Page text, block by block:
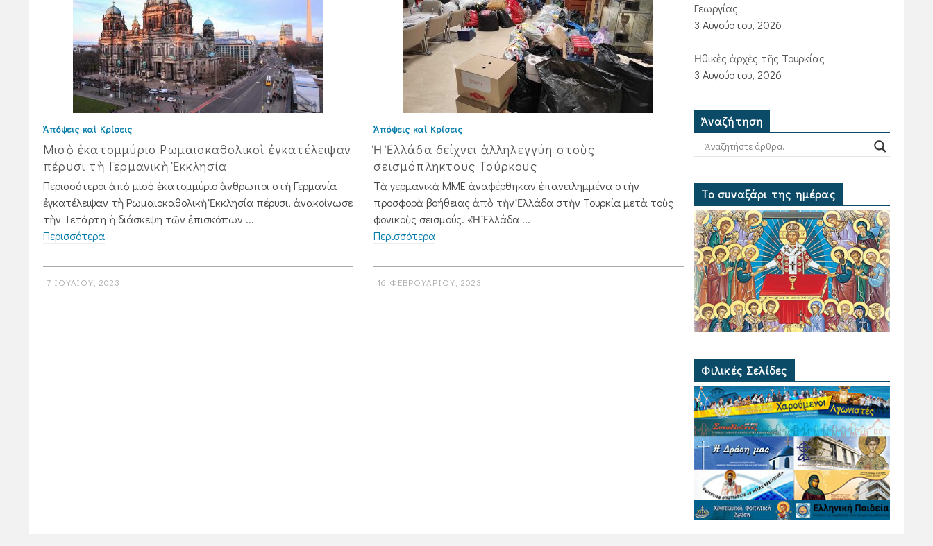
Ἀπόψεις καὶ Κρίσεις
Μισὸ ἑκατομμύριο Ρωμαιοκαθολικοὶ ἐγκατέλειψαν
πέρυσι τὴ Γερμανικὴ Ἐκκλησία
Περισσότεροι ἀπὸ μισὸ ἑκατομμύριο ἄνθρωποι στὴ Γερμανία
ἐγκατέλειψαν τὴ Ρωμαιοκαθολικὴ Ἐκκλησία πέρυσι, ἀ­νακοίνωσε
τὴν Τετάρτη ἡ διάσκεψη τῶν ἐπι­σκόπων ...
Περισσότερα
7 ΙΟΥΛΊΟΥ, 2023
Ἀπόψεις καὶ Κρίσεις
Ἡ Ἑλλάδα δείχνει ἀλληλεγγύη στοὺς
σεισμόπληκτους Τούρκους
Τὰ γερμανικὰ ΜΜΕ ἀναφέρθηκαν ἐπανειλημμένα στὴν
προσφορὰ βοήθειας ἀ­πὸ τὴν Ἑλλάδα στὴν Τουρκία μετὰ τοὺς
φονικοὺς σεισμούς. «Ἡ Ἑλλάδα ...
Περισσότερα
16 ΦΕΒΡΟΥΑΡΊΟΥ, 2023
Γεωργίας
3 Αυγούστου, 2026
Ἠθικὲς ἀρχὲς τῆς Τουρκίας
3 Αυγούστου, 2026
Ἀναζήτηση
Το συναξάρι της ημέρας
Φιλικές Σελίδες